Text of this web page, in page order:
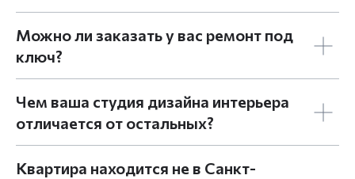
Можно ли заказать у вас ремонт под
ключ?
Чем ваша студия дизайна интерьера
отличается от остальных?
Квартира находится не в Санкт-